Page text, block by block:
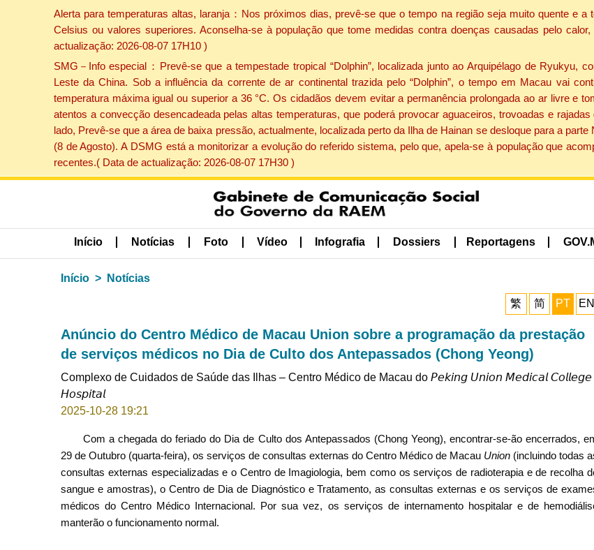
Alerta para temperaturas altas, laranja：Nos próximos dias, prevê-se que o tempo na região seja muito quente e
Celsius ou valores superiores. Aconselha-se à população que tome medidas contra doenças causadas pelo
actualização: 2026-08-07 17H10 )
SMG－Info especial：Prevê-se que a tempestade tropical “Dolphin”, localizada junto ao Arquipélago de Ryukyu,
Leste da China. Sob a influência da corrente de ar continental trazida pelo “Dolphin”, o tempo em Macau vai
temperatura máxima igual ou superior a 36 °C. Os cidadãos devem evitar a permanência prolongada ao ar livre e
atentos a convecção desencadeada pelas altas temperaturas, que poderá provocar aguaceiros, trovoadas e
lado, Prevê-se que a área de baixa pressão, actualmente, localizada perto da Ilha de Hainan se desloque para a
(8 de Agosto). A DSMG está a monitorizar a evolução do referido sistema, pelo que, apela-se à população que
recentes.( Data de actualização: 2026-08-07 17H30 )
Início Notícias Foto Vídeo Infografia Dossiers Reportagens
Início Notícias
繁 简 PT EN
Anúncio do Centro Médico de Macau Union sobre a programação da prestação
de serviços médicos no Dia de Culto dos Antepassados (Chong Yeong)
Complexo de Cuidados de Saúde das Ilhas – Centro Médico de Macau do 𝘗𝘦𝘬𝘪𝘯𝘨 𝘜𝘯𝘪𝘰𝘯 𝘔𝘦𝘥𝘪𝘤𝘢𝘭 𝘊𝘰𝘭𝘭𝘦𝘨𝘦
𝘏𝘰𝘴𝘱𝘪𝘵𝘢𝘭
2025-10-28 19:21
Com a chegada do feriado do Dia de Culto dos Antepassados (Chong Yeong), encontrar-se-ão encerrados,
29 de Outubro (quarta-feira), os serviços de consultas externas do Centro Médico de Macau Union (incluindo todas
consultas externas especializadas e o Centro de Imagiologia, bem como os serviços de radioterapia e de recolha
sangue e amostras), o Centro de Dia de Diagnóstico e Tratamento, as consultas externas e os serviços de
médicos do Centro Médico Internacional. Por sua vez, os serviços de internamento hospitalar e de
manterão o funcionamento normal.